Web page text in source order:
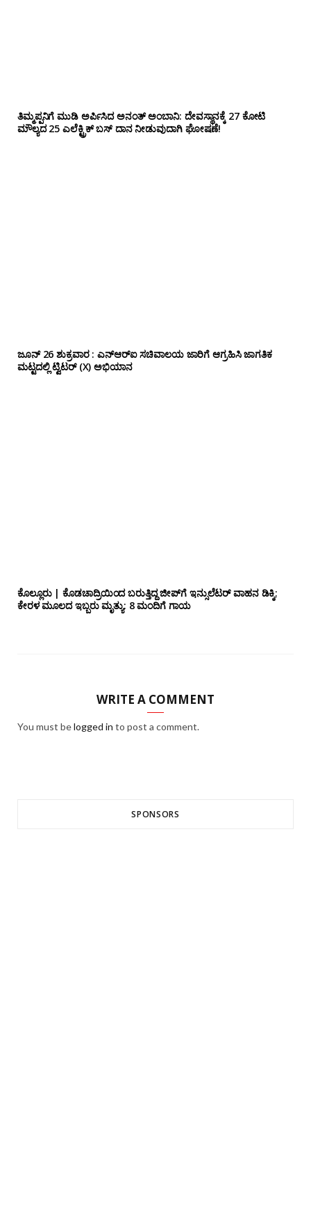
ತಿಮ್ಮಪ್ಪನಿಗೆ ಮುಡಿ ಅರ್ಪಿಸಿದ ಅನಂತ್ ಅಂಬಾನಿ: ದೇವಸ್ಥಾನಕ್ಕೆ 27 ಕೋಟಿ
ಮೌಲ್ಯದ 25 ಎಲೆಕ್ಟ್ರಿಕ್ ಬಸ್ ದಾನ ನೀಡುವುದಾಗಿ ಘೋಷಣೆ!
ಜೂನ್ 26 ಶುಕ್ರವಾರ : ಎನ್‌ಆರ್‌ಐ ಸಚಿವಾಲಯ ಜಾರಿಗೆ ಆಗ್ರಹಿಸಿ ಜಾಗತಿಕ
ಮಟ್ಟದಲ್ಲಿ ಟ್ವಿಟರ್ (X) ಅಭಿಯಾನ
ಕೊಲ್ಲೂರು | ಕೊಡಚಾದ್ರಿಯಿಂದ ಬರುತ್ತಿದ್ದ ಜೀಪ್‌ಗೆ ಇನ್ಸುಲೆಟರ್ ವಾಹನ ಡಿಕ್ಕಿ;
ಕೇರಳ ಮೂಲದ ಇಬ್ಬರು ಮೃತ್ಯು: 8 ಮಂದಿಗೆ ಗಾಯ
WRITE A COMMENT
You must belogged in to post a comment.
SPONSORS